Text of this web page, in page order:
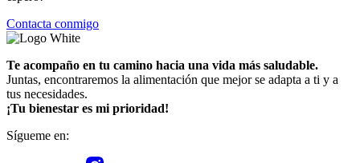
Contacta conmigo
Te acompaño en tu camino hacia una vida más saludable.
Juntas, encontraremos la alimentación que mejor se adapta a ti y a
tus necesidades.
¡Tu bienestar es mi prioridad!
Sígueme en: